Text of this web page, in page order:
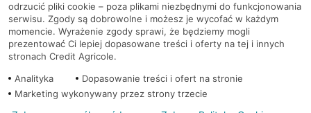
Mapa serwisu
PolitykaCookies
odrzucić pliki cookie – poza plikami niezbędnymi do funkcjonowania
serwisu. Zgody są dobrowolne i możesz je wycofać w każdym
momencie. Wyrażenie zgody sprawi, że będziemy mogli
prezentować Ci lepiej dopasowane treści i oferty na tej i innych
stronach Credit Agricole.
Analityka
Dopasowanie treści i ofert na stronie
Marketing wykonywany przez strony trzecie